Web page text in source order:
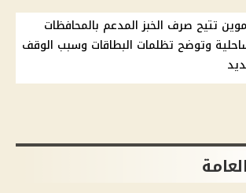
تتيح صرف الخبز المدعم بالمحافظات
وتوضح تظلمات البطاقات وسبب الوقف